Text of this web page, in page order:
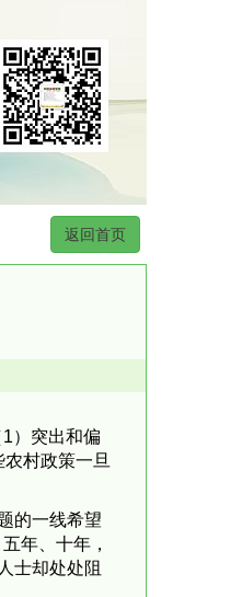
返回首页
）突出和偏
村政策一旦
的一线希望
年、十年，
士却处处阻